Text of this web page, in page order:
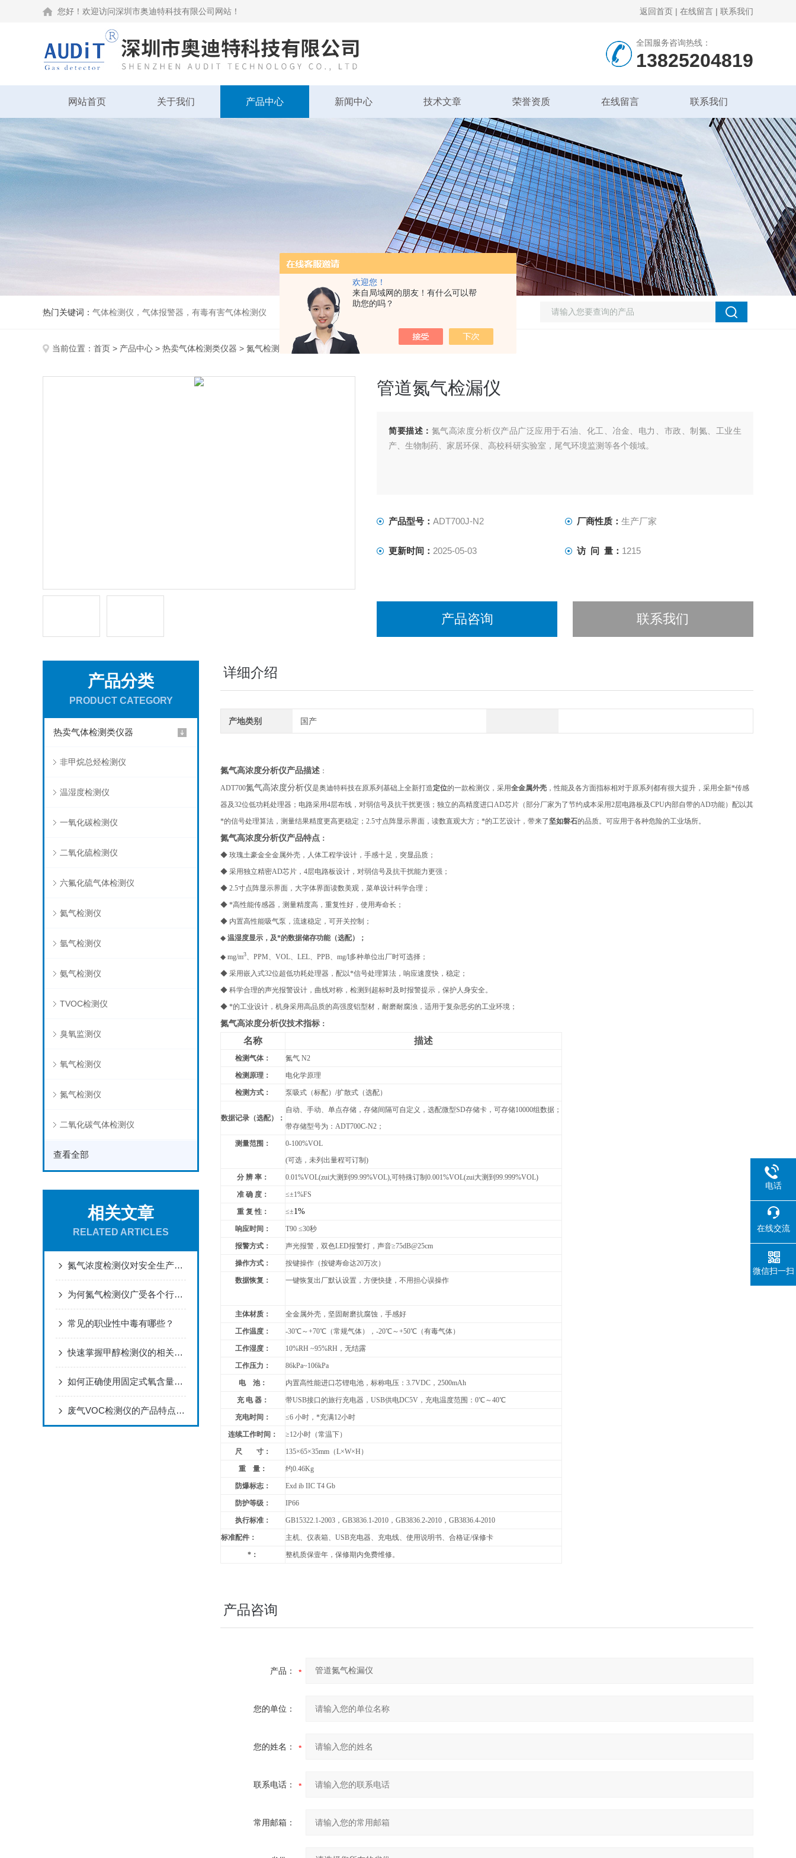
欢迎您！
来自局域网的朋友！有什么可以帮
助您的吗？
您好！欢迎访问深圳市奥迪特科技有限公司网站！ 返回首页 | 在线留言 | 联系我们
全国服务咨询热线：
13825204819
网站首页 关于我们 产品中心 新闻中心 技术文章 荣誉资质 在线留言 联系我们
热门关键词： 气体检测仪，气体报警器，有毒有害气体检测仪
当前位置： 首页 > 产品中心 > 热卖气体检测类仪器 > 氮气检测仪 > ADT700J-N2管道氮气检漏仪
管道氮气检漏仪
简要描述： 氮气高浓度分析仪产品广泛应用于石油、化工、冶金、电力、市政、制氮、工业生
产、生物制药、家居环保、高校科研实验室，尾气环境监测等各个领域。
产品型号： ADT700J-N2 厂商性质： 生产厂家
更新时间： 2025-05-03 访 问 量： 1215
产品咨询 联系我们
产品分类
PRODUCT CATEGORY
热卖气体检测类仪器
非甲烷总烃检测仪
温湿度检测仪
一氧化碳检测仪
二氧化硫检测仪
六氟化硫气体检测仪
氦气检测仪
氩气检测仪
氨气检测仪
TVOC检测仪
臭氧监测仪
氧气检测仪
氮气检测仪
二氧化碳气体检测仪
查看全部
相关文章
RELATED ARTICLES
氮气浓度检测仪对安全生产的重要保障作用
为何氮气检测仪广受各个行业青睐？
常见的职业性中毒有哪些？
快速掌握甲醇检测仪的相关知识
如何正确使用固定式氧含量检测仪？
废气VOC检测仪的产品特点分析
详细介绍
产地类别 国产
氮气高浓度分析仪产品描述 ：
ADT700氮气高浓度分析仪是奥迪特科技在原系列基础上全新打造定位的一款检测仪，采用全金属外壳 ，性能及各方面指标相对于原系列都有很大提升，采用全新*传感
器及32位低功耗处理器；电路采用4层布线，对弱信号及抗干扰更强；独立的高精度进口AD芯片（部分厂家为了节约成本采用2层电路板及CPU内部自带的AD功能）配以其
*的信号处理算法，测量结果精度更高更稳定；2.5寸点阵显示界面，读数直观大方；*的工艺设计，带来了 坚如磐石的品质。可应用于各种危险的工业场所。
氮气高浓度分析仪产品特点 ：
◆ 玫瑰土豪金全金属外壳，人体工程学设计，手感十足，突显品质；
◆ 采用独立精密AD芯片，4层电路板设计，对弱信号及抗干扰能力更强；
◆ 2.5寸点阵显示界面，大字体界面读数美观，菜单设计科学合理；
◆ *高性能传感器，测量精度高，重复性好，使用寿命长；
◆ 内置高性能吸气泵，流速稳定，可开关控制；
◆ 温湿度显示，及*的数据储存功能（选配）；
◆ mg/m3、PPM、VOL、LEL、PPB、mg/l多种单位出厂时可选择；
◆ 采用嵌入式32位超低功耗处理器，配以*信号处理算法，响应速度快，稳定；
◆ 科学合理的声光报警设计，曲线对称，检测到超标时及时报警提示，保护人身安全。
◆ *的工业设计，机身采用高品质的高强度铝型材，耐磨耐腐浊，适用于复杂恶劣的工业环境；
氮气高浓度分析仪技术指标 ：
名称 描述
检测气体： 氮气 N2
检测原理： 电化学原理
检测方式： 泵吸式（标配）/扩散式（选配）
数据记录（选配）：
自动、手动、单点存储，存储间隔可自定义，选配微型SD存储卡，可存储10000组数据；
带存储型号为：ADT700C-N2；
测量范围：
0-100%VOL
(可选，未列出量程可订制)
分 辨 率： 0.01%VOL(zui大测到99.99%VOL),可特殊订制0.001%VOL(zui大测到99.999%VOL)
准 确 度： ≤±1%FS
重 复 性： ≤±1%
响应时间： T90 ≤30秒
报警方式： 声光报警，双色LED报警灯，声音≥75dB@25cm
操作方式： 按键操作（按键寿命达20万次）
数据恢复： 一键恢复出厂默认设置，方便快捷，不用担心误操作
主体材质： 全金属外壳 ，坚固耐磨抗腐蚀，手感好
工作温度： -30℃～+70℃（常规气体），-20℃～+50℃（有毒气体）
工作湿度： 10%RH ~95%RH ，无结露
工作压力： 86kPa~106kPa
电 池： 内置高性能进口芯锂电池，标称电压：3.7VDC，2500mAh
充 电 器： 带USB接口的旅行充电器，USB供电DC5V，充电温度范围： 0℃～40℃
充电时间： ≤6 小时，*充满12小时
连续工作时间： ≥12小时（常温下）
尺 寸： 135×65×35mm（L×W×H）
重 量： 约0.46Kg
防爆标志： Exd ib IIC T4 Gb
防护等级： IP66
执行标准： GB15322.1-2003 ，GB3836.1-2010，GB3836.2-2010，GB3836.4-2010
标准配件： 主机、仪表箱、USB充电器、充电线、使用说明书、合格证/保修卡
*： 整机质保壹年，保修期内免费维修。
产品咨询
产品：
您的单位：
您的姓名：
联系电话：
常用邮箱：
电话
在线交流
微信扫一扫